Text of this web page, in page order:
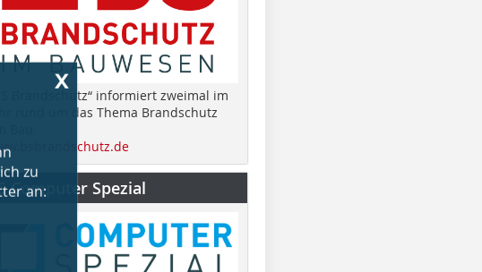
zu
an:
Brandschutz“ informiert zweimal im
rund um das Thema Brandschutz
Computer Spezial